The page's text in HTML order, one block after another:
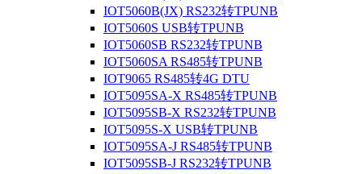
IOT5060B(JX) RS232转TPUNB
IOT5060S USB转TPUNB
IOT5060SB RS232转TPUNB
IOT5060SA RS485转TPUNB
IOT9065 RS485转4G DTU
IOT5095SA-X RS485转TPUNB
IOT5095SB-X RS232转TPUNB
IOT5095S-X USB转TPUNB
IOT5095SA-J RS485转TPUNB
IOT5095SB-J RS232转TPUNB